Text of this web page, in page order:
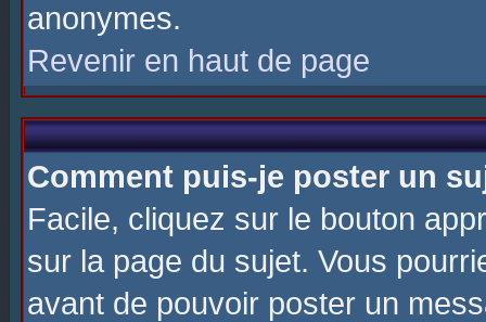
anonymes.
Revenir en haut de page
Comment puis-je poster un
Facile, cliquez sur le bouton
sur la page du sujet. Vous
avant de pouvoir poster un